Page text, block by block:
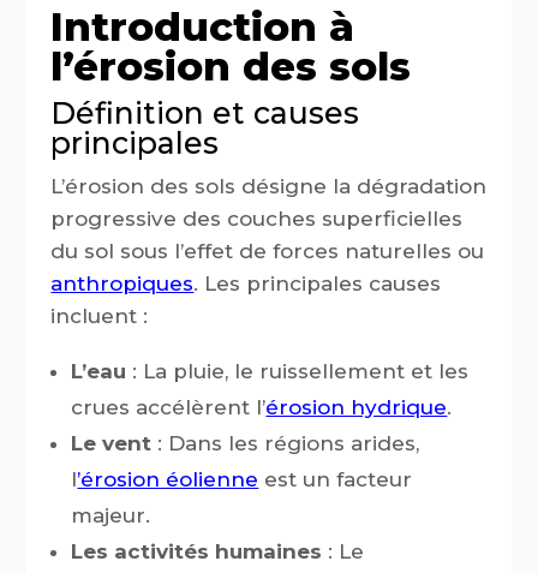
Introduction à
l’érosion des sols
Définition et causes
principales
L’érosion des sols désigne la dégradation
progressive des couches superficielles
du sol sous l’effet de forces naturelles ou
anthropiques. Les principales causes
incluent :
L’eau : La pluie, le ruissellement et les
crues accélèrent l’érosion hydrique.
Le vent : Dans les régions arides,
l’érosion éolienne est un facteur
majeur.
Les activités humaines : Le